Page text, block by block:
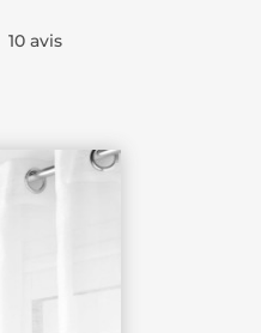
10 avis